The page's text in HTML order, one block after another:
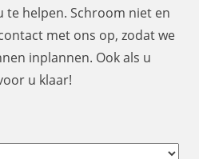
te helpen. Schroom niet en
met ons op, zodat we
inplannen. Ook als u
u klaar!